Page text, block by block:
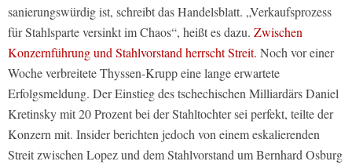
sanierungswürdig ist, schreibt das Handelsblatt. „Verkaufsprozess
für Stahlsparte versinkt im Chaos“, heißt es dazu. Zwischen
Konzernführung und Stahlvorstand herrscht Streit. Noch vor einer
Woche verbreitete Thyssen-Krupp eine lange erwartete
Erfolgsmeldung. Der Einstieg des tschechischen Milliardärs Daniel
Kretinsky mit 20 Prozent bei der Stahltochter sei perfekt, teilte der
Konzern mit. Insider berichten jedoch von einem eskalierenden
Streit zwischen Lopez und dem Stahlvorstand um Bernhard Osburg